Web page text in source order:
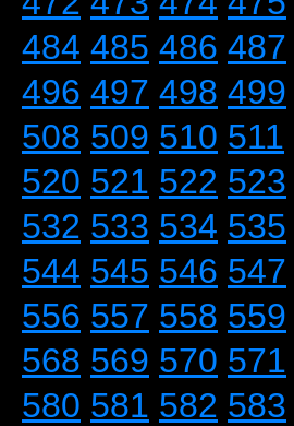
484 485 486 487
496 497 498 499
508 509 510 511
520 521 522 523
532 533 534 535
544 545 546 547
556 557 558 559
568 569 570 571
580 581 582 583